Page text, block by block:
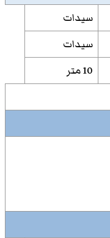
سيدات
سيدات
10 متر